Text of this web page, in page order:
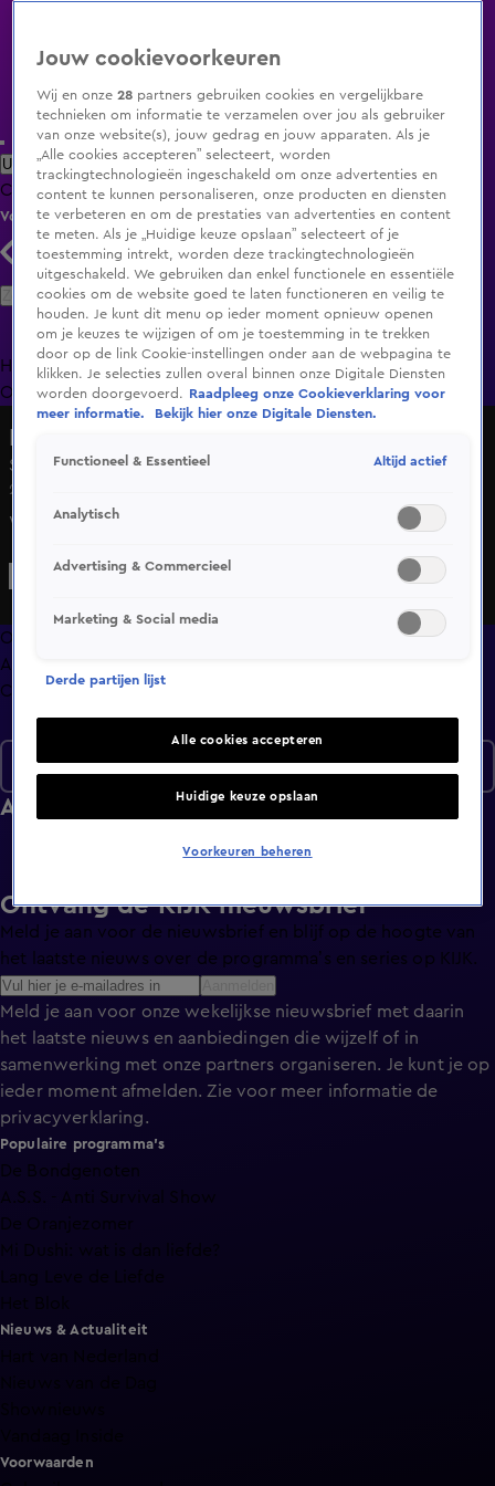
Uitzending Gemist Populaire programma's Zenders Genres
ClipsFilmsRadioSmart TV inlogShop
Volg KIJK
Zoeken
HomeUitzending Gemist Programma's De Bondgenoten
OranjezomerLivestreamsShop
Seizoen 4, aflevering 7
29 juli 2017, 16:00
Welk team komt er het verste van het startpunt?
Overzicht
Afleveringen
Clips
Afleveringen
Seizoen 4
Ontvang de KIJK-nieuwsbrief
Meld je aan voor de nieuwsbrief en blijf op de hoogte van
het laatste nieuws over de programma’s en series op KIJK.
Meld je aan voor onze wekelijkse nieuwsbrief met daarin
het laatste nieuws en aanbiedingen die wijzelf of in
samenwerking met onze partners organiseren. Je kunt je op
ieder moment afmelden. Zie voor meer informatie de
privacyverklaring.
Populaire programma's
De Bondgenoten
A.S.S. - Anti Survival Show
De Oranjezomer
Mi Dushi: wat is dan liefde?
Lang Leve de Liefde
Het Blok
Nieuws & Actualiteit
Voorwaarden
Jouw cookievoorkeuren
Wij en onze28 partners gebruiken cookies en vergelijkbare
technieken om informatie te verzamelen over jou als gebruiker
van onze website(s), jouw gedrag en jouw apparaten. Als je
„Alle cookies accepteren” selecteert, worden
trackingtechnologieën ingeschakeld om onze advertenties en
content te kunnen personaliseren, onze producten en diensten
te verbeteren en om de prestaties van advertenties en content
te meten. Als je „Huidige keuze opslaan” selecteert of je
toestemming intrekt, worden deze trackingtechnologieën
uitgeschakeld. We gebruiken dan enkel functionele en essentiële
cookies om de website goed te laten functioneren en veilig te
houden. Je kunt dit menu op ieder moment opnieuw openen
om je keuzes te wijzigen of om je toestemming in te trekken
door op de link Cookie-instellingen onder aan de webpagina te
klikken. Je selecties zullen overal binnen onze Digitale Diensten
worden doorgevoerd.
Raadpleeg onze Cookieverklaring voor
meer informatie.
Bekijk hier onze Digitale Diensten.
Functioneel & Essentieel Altijd actief
Analytisch
Advertising & Commercieel
Marketing & Social media
Derde partijen lijst
Alle cookies accepteren
Huidige keuze opslaan
Voorkeuren beheren